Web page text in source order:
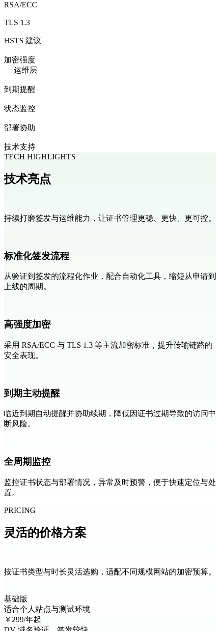
RSA/ECC
TLS 1.3
HSTS 建议
加密强度
运维层
到期提醒
状态监控
部署协助
技术支持
TECH HIGHLIGHTS
技术亮点
持续打磨签发与运维能力，让证书管理更稳、更快、更可控。
标准化签发流程
从验证到签发的流程化作业，配合自动化工具，缩短从申请到
上线的周期。
高强度加密
采用 RSA/ECC 与 TLS 1.3 等主流加密标准，提升传输链路的
安全表现。
到期主动提醒
临近到期自动提醒并协助续期，降低因证书过期导致的访问中
断风险。
全周期监控
监控证书状态与部署情况，异常及时预警，便于快速定位与处
置。
PRICING
灵活的价格方案
按证书类型与时长灵活选购，适配不同规模网站的加密预算。
基础版
适合个人站点与测试环境
￥ 299/年起